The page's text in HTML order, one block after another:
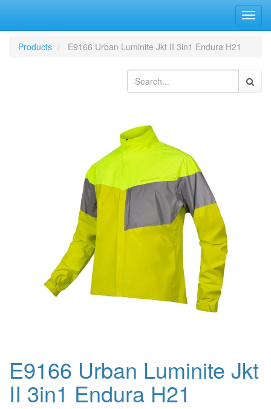
la
Products E9166 Urban Luminite Jkt II 3in1 Endura H21
E9166 Urban Luminite Jkt
II 3in1 Endura H21